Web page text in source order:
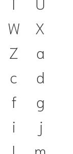
W
X
Z
a
c
d
f
g
i
j